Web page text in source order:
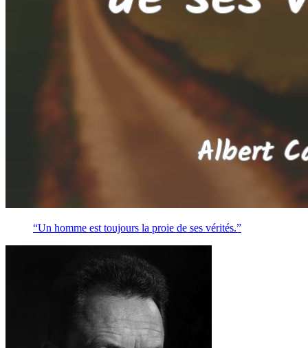
“Un homme est toujours la proie de ses vérités.”